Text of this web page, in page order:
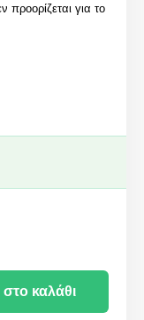
για το
καλάθι